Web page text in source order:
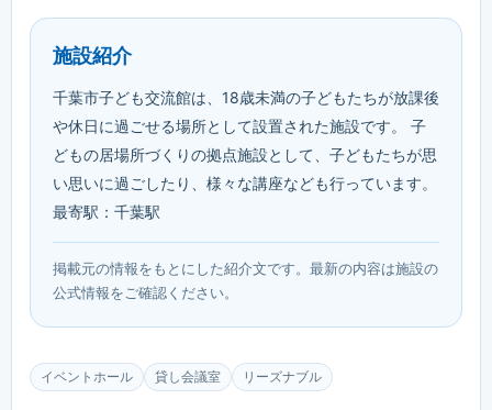
施設紹介
千葉市子ども交流館は、18歳未満の子どもたちが放課後
や休日に過ごせる場所として設置された施設です。 子
どもの居場所づくりの拠点施設として、子どもたちが思
い思いに過ごしたり、様々な講座なども行っています。
最寄駅：千葉駅
掲載元の情報をもとにした紹介文です。最新の内容は施設の
公式情報をご確認ください。
イベントホール 貸し会議室 リーズナブル